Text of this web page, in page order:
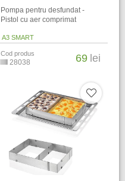
Pompa pentru desfundat -
Pistol cu aer comprimat
A3 SMART
Cod produs
28038 69 lei